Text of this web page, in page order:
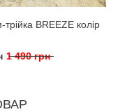
BREEZE колір
1 490 грн